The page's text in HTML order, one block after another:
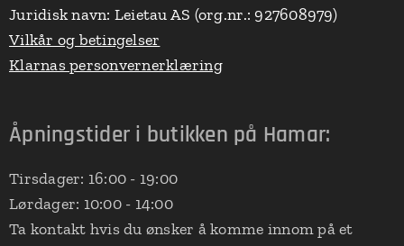
Juridisk navn: Leietau AS (org.nr.: 927608979)
Vilkår og betingelser
Klarnas personvernerklæring
Åpningstider i butikken på Hamar:
Tirsdager: 16:00 - 19:00
Lørdager: 10:00 - 14:00
Ta kontakt hvis du ønsker å komme innom på et